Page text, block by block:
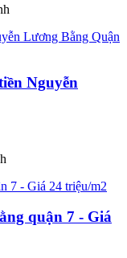
Nguyễn
quận 7 - Giá